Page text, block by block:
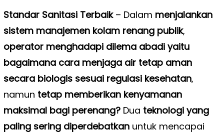
Standar Sanitasi Terbaik – Dalam menjalankan
sistem manajemen kolam renang publik,
operator menghadapi dilema abadi yaitu
bagaimana cara menjaga air tetap aman
secara biologis sesuai regulasi kesehatan,
namun tetap memberikan kenyamanan
maksimal bagi perenang?Dua teknologi yang
paling sering diperdebatkanuntuk mencapai